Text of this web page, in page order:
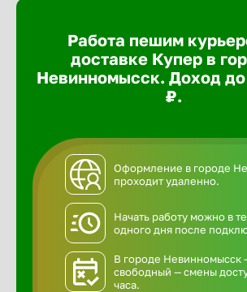
Работа пешим
доставке Купер в
Невинномысск. Доход до
₽.
Оформление в городе
проходит удаленно.
Начать работу можно в
одного дня после
В городе Невинномысск
свободный — смены
часа.